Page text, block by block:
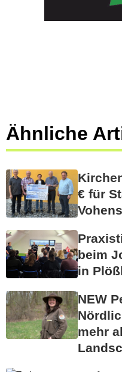
Ähnliche
€ für
beim
in
NEW
mehr